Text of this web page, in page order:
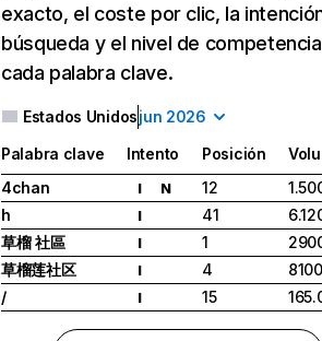
exacto, el coste por clic, la
búsqueda y el nivel de
cada palabra clave.
Estados Unidosjun 2026
Palabra clave Intento Posición
4chan
I N 12
h
I 41
草榴 社區
I 1
草榴莲社区
I 4
8100
/
I 15